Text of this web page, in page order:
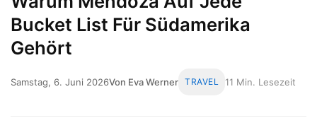
Bucket List Für Südamerika
Gehört
Samstag, 6. Juni 2026Von Eva Werner TRAVEL 11 Min. Lesezeit